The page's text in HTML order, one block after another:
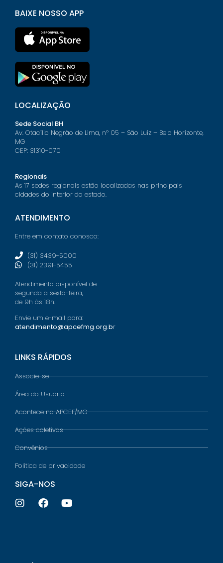
BAIXE NOSSO APP
LOCALIZAÇÃO
Sede Social BH
Av. Otacílio Negrão de Lima, nº 05 – São Luiz – Belo Horizonte,
MG
CEP: 31310-070
Regionais
As 17 sedes regionais estão localizadas nas principais
cidades do interior do estado.
ATENDIMENTO
Entre em contato conosco:
(31) 3439-5000
(31) 2391-5455
Atendimento disponível de
segunda a sexta-feira,
de 9h às 18h.
Envie um e-mail para:
atendimento@apcefmg.org.br
LINKS RÁPIDOS
Associe-se
Área do Usuário
Acontece na APCEF/MG
Ações coletivas
Convênios
Política de privacidade
SIGA-NOS